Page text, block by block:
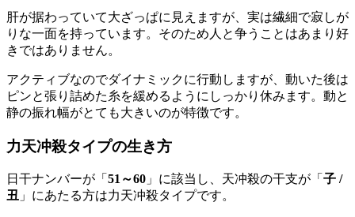
肝が据わっていて大ざっぱに見えますが、実は繊細で寂しが
りな一面を持っています。そのため人と争うことはあまり好
きではありません。
アクティブなのでダイナミックに行動しますが、動いた後は
ピンと張り詰めた糸を緩めるようにしっかり休みます。動と
静の振れ幅がとても大きいのが特徴です。
力天冲殺タイプの生き方
日干ナンバーが「 51～60 」に該当し、天冲殺の干支が「 子 /
丑 」にあたる方は力天冲殺タイプです。